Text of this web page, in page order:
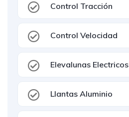
Control Tracción
Control Velocidad
Elevalunas Electricos
Llantas Aluminio